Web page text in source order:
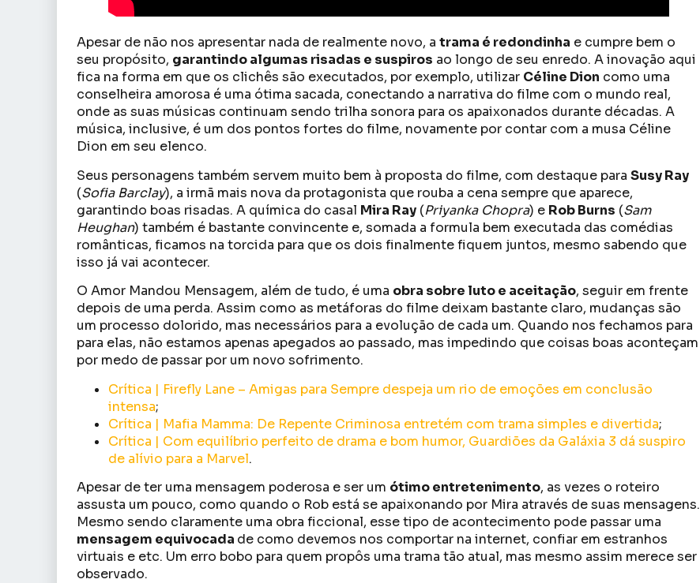
Apesar de não nos apresentar nada de realmente novo, a trama é redondinha e cumpre bem o
seu propósito, garantindo algumas risadas e suspiros ao longo de seu enredo. A inovação aqui
fica na forma em que os clichês são executados, por exemplo, utilizar Céline Dion como uma
conselheira amorosa é uma ótima sacada, conectando a narrativa do filme com o mundo real,
onde as suas músicas continuam sendo trilha sonora para os apaixonados durante décadas. A
música, inclusive, é um dos pontos fortes do filme, novamente por contar com a musa Céline
Dion em seu elenco.
Seus personagens também servem muito bem à proposta do filme, com destaque para Susy Ray
(Sofia Barclay), a irmã mais nova da protagonista que rouba a cena sempre que aparece,
garantindo boas risadas. A química do casal Mira Ray (Priyanka Chopra) e Rob Burns (Sam
Heughan) também é bastante convincente e, somada a formula bem executada das comédias
românticas, ficamos na torcida para que os dois finalmente fiquem juntos, mesmo sabendo que
isso já vai acontecer.
O Amor Mandou Mensagem, além de tudo, é uma obra sobre luto e aceitação, seguir em frente
depois de uma perda. Assim como as metáforas do filme deixam bastante claro, mudanças são
um processo dolorido, mas necessários para a evolução de cada um. Quando nos fechamos para
para elas, não estamos apenas apegados ao passado, mas impedindo que coisas boas aconteçam
por medo de passar por um novo sofrimento.
Crítica | Firefly Lane – Amigas para Sempre despeja um rio de emoções em conclusão
intensa;
Crítica | Mafia Mamma: De Repente Criminosa entretém com trama simples e divertida;
Crítica | Com equilíbrio perfeito de drama e bom humor, Guardiões da Galáxia 3 dá suspiro
de alívio para a Marvel.
Apesar de ter uma mensagem poderosa e ser um ótimo entretenimento, as vezes o roteiro
assusta um pouco, como quando o Rob está se apaixonando por Mira através de suas mensagens.
Mesmo sendo claramente uma obra ficcional, esse tipo de acontecimento pode passar uma
mensagem equivocada de como devemos nos comportar na internet, confiar em estranhos
virtuais e etc. Um erro bobo para quem propôs uma trama tão atual, mas mesmo assim merece ser
observado.